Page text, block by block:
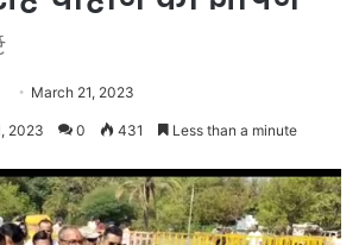
March 21, 2023
2023 0 431 Less than a minute